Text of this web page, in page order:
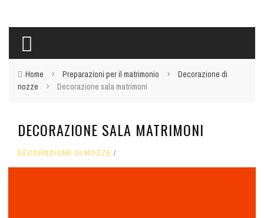
Home › Preparazioni per il matrimonio ›
Decorazione di
nozze
› Decorazione sala matrimoni
DECORAZIONE SALA MATRIMONI
DECORAZIONE DI NOZZE